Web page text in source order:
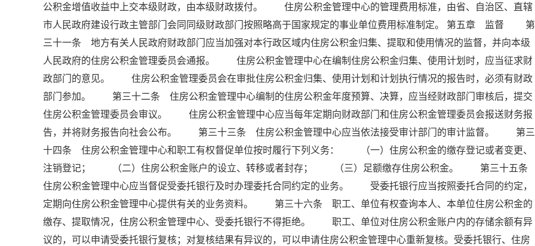
公积金增值收益中上交本级财政，由本级财政拨付。 住房公积金管理中心的管理费用标准，由省、自治区、直辖
市人民政府建设行政主管部门会同同级财政部门按照略高于国家规定的事业单位费用标准制定。 第五章 监督 第
三十一条 地方有关人民政府财政部门应当加强对本行政区域内住房公积金归集、提取和使用情况的监督，并向本级
人民政府的住房公积金管理委员会通报。 住房公积金管理中心在编制住房公积金归集、使用计划时，应当征求财
政部门的意见。 住房公积金管理委员会在审批住房公积金归集、使用计划和计划执行情况的报告时，必须有财政
部门参加。 第三十二条 住房公积金管理中心编制的住房公积金年度预算、决算，应当经财政部门审核后，提交
住房公积金管理委员会审议。 住房公积金管理中心应当每年定期向财政部门和住房公积金管理委员会报送财务报
告，并将财务报告向社会公布。 第三十三条 住房公积金管理中心应当依法接受审计部门的审计监督。 第三
十四条 住房公积金管理中心和职工有权督促单位按时履行下列义务： （一）住房公积金的缴存登记或者变更、
注销登记； （二）住房公积金账户的设立、转移或者封存； （三）足额缴存住房公积金。 第三十五
住房公积金管理中心应当督促受委托银行及时办理委托合同约定的业务。 受委托银行应当按照委托合同的约定，
定期向住房公积金管理中心提供有关的业务资料。 第三十六条 职工、单位有权查询本人、本单位住房公积金的
缴存、提取情况，住房公积金管理中心、受委托银行不得拒绝。 职工、单位对住房公积金账户内的存储余额有异
议的，可以申请受委托银行复核；对复核结果有异议的，可以申请住房公积金管理中心重新复核。受委托银行、住房